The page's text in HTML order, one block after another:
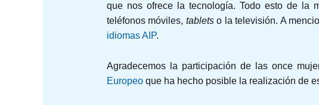
que nos ofrece la tecnología. Todo esto de la
teléfonos móviles, tabletso la televisión. A
idiomas AIP.
Agradecemos la participación de las once
Europeoque ha hecho posible la realización de